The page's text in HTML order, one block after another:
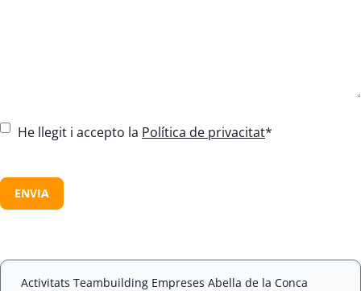
C
s
e
*
He llegit i accepto la Política de privacitat*
A
P
H
Activitats Teambuilding Empreses Abella de la Conca